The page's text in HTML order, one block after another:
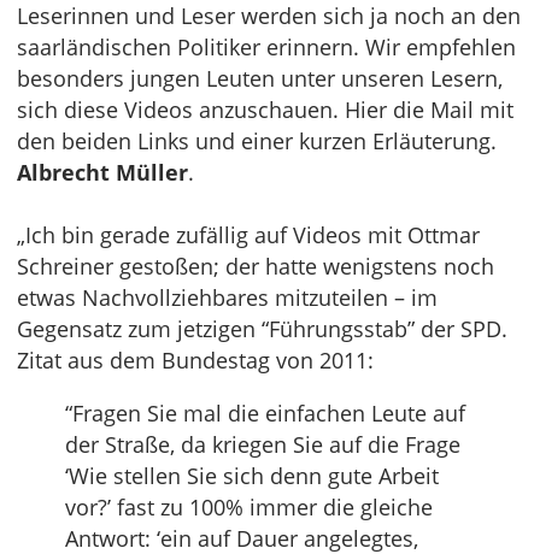
Leserinnen und Leser werden sich ja noch an den
saarländischen Politiker erinnern. Wir empfehlen
besonders jungen Leuten unter unseren Lesern,
sich diese Videos anzuschauen. Hier die Mail mit
den beiden Links und einer kurzen Erläuterung.
Albrecht Müller.
„Ich bin gerade zufällig auf Videos mit Ottmar
Schreiner gestoßen; der hatte wenigstens noch
etwas Nachvollziehbares mitzuteilen – im
Gegensatz zum jetzigen “Führungsstab” der SPD.
Zitat aus dem Bundestag von 2011:
“Fragen Sie mal die einfachen Leute auf
der Straße, da kriegen Sie auf die Frage
‘Wie stellen Sie sich denn gute Arbeit
vor?’ fast zu 100% immer die gleiche
Antwort: ‘ein auf Dauer angelegtes,